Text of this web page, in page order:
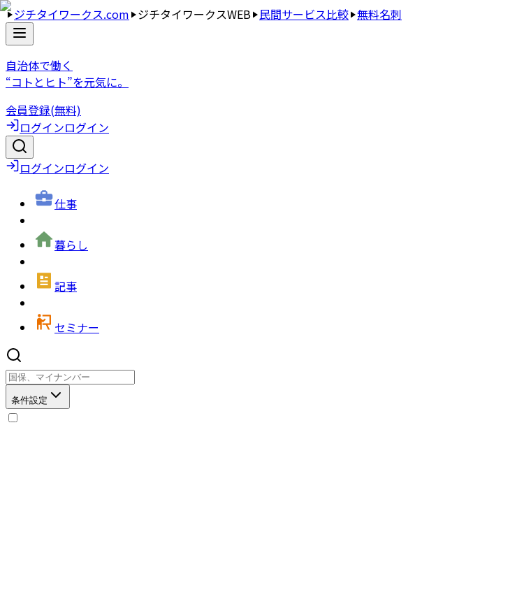
ジチタイワークス.com ジチタイワークスWEB 民間サービス比較 無料名刺
自治体で働く
“コトとヒト”を元気に。
会員登録(無料)
ログインログイン
ログインログイン
仕事
暮らし
記事
セミナー
条件設定